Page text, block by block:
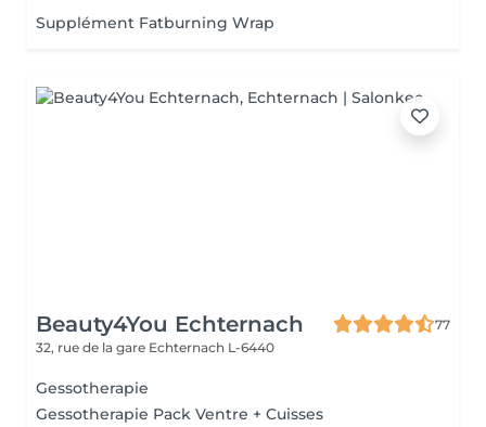
Supplément Fatburning Wrap
Beauty4You Echternach
77
32, rue de la gare Echternach L-6440
Gessotherapie
Gessotherapie Pack Ventre + Cuisses